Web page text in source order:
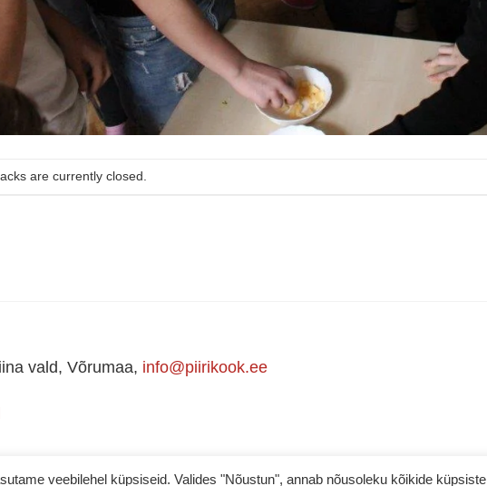
are currently closed.
vald, Võrumaa, info@piirikook.ee
veebilehel küpsiseid. Valides "Nõustun", annab nõusoleku kõikide küpsiste